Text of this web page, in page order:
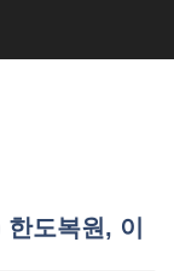
도복원, 이